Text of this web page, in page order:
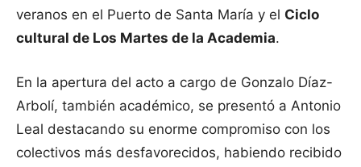
veranos en el Puerto de Santa María y el Ciclo
cultural de Los Martes de la Academia.
En la apertura del acto a cargo de Gonzalo Díaz-
Arbolí, también académico, se presentó a Antonio
Leal destacando su enorme compromiso con los
colectivos más desfavorecidos, habiendo recibido